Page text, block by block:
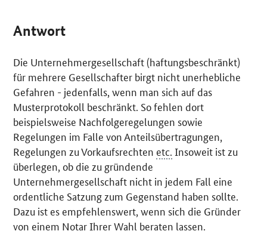
Antwort
Die Unternehmergesellschaft (haftungsbeschränkt)
für mehrere Gesellschafter birgt nicht unerhebliche
Gefahren - jedenfalls, wenn man sich auf das
Musterprotokoll beschränkt. So fehlen dort
beispielsweise Nachfolgeregelungen sowie
Regelungen im Falle von Anteilsübertragungen,
Regelungen zu Vorkaufsrechten etc. Insoweit ist zu
überlegen, ob die zu gründende
Unternehmergesellschaft nicht in jedem Fall eine
ordentliche Satzung zum Gegenstand haben sollte.
Dazu ist es empfehlenswert, wenn sich die Gründer
von einem Notar Ihrer Wahl beraten lassen.